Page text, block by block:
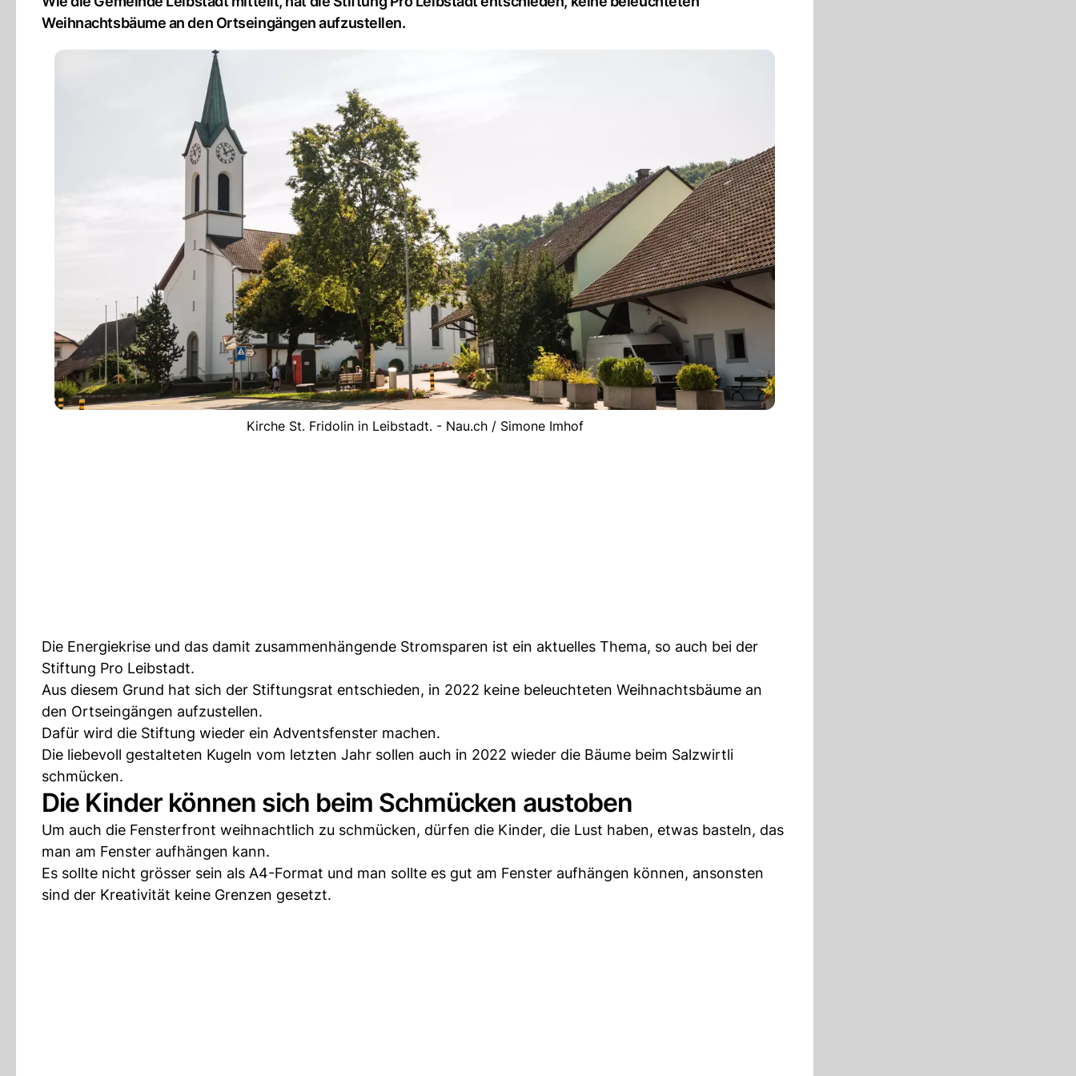
Weihnachtsbäume an den Ortseingängen aufzustellen.
Kirche St. Fridolin in Leibstadt. - Nau.ch / Simone Imhof
Die Energiekrise und das damit zusammenhängende Stromsparen ist ein aktuelles Thema, so auch bei der
Stiftung Pro Leibstadt.
Aus diesem Grund hat sich der Stiftungsrat entschieden, in 2022 keine beleuchteten Weihnachtsbäume an
den Ortseingängen aufzustellen.
Dafür wird die Stiftung wieder ein Adventsfenster machen.
Die liebevoll gestalteten Kugeln vom letzten Jahr sollen auch in 2022 wieder die Bäume beim Salzwirtli
schmücken.
Die Kinder können sich beim Schmücken austoben
Um auch die Fensterfront weihnachtlich zu schmücken, dürfen die Kinder, die Lust haben, etwas basteln, das
man am Fenster aufhängen kann.
Es sollte nicht grösser sein als A4-Format und man sollte es gut am Fenster aufhängen können, ansonsten
sind der Kreativität keine Grenzen gesetzt.